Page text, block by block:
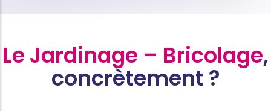
Le Jardinage – Bricolage,
concrètement ?